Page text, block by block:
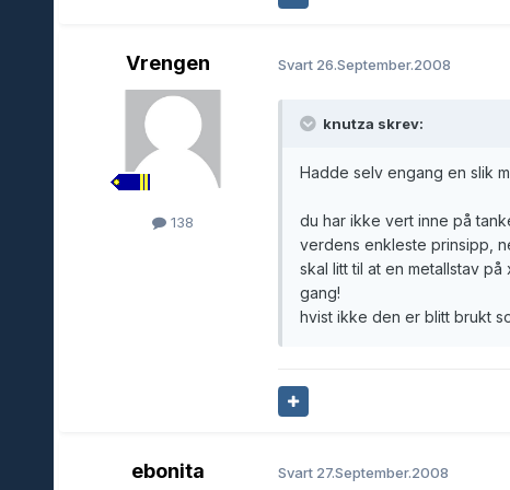
Vrengen
138
Svart 26.September.2008
knutza skrev:
Hadde selv engang en slik
du har ikke vert inne på
verdens enkleste prinsipp,
skal litt til at en metallstav
gang!
hvist ikke den er blitt brukt
ebonita Svart 27.September.2008